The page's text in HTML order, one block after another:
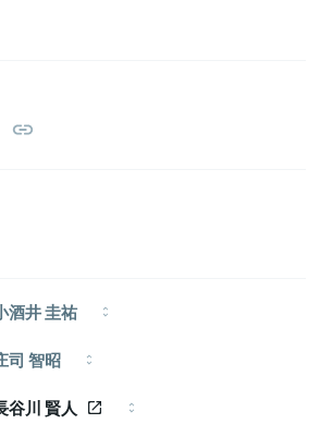
酒井 圭祐
。トレンドの変遷を追っていくことに興味があ
司 智昭
ビレと、編集デザインファームのinquireに所
谷川 賢人